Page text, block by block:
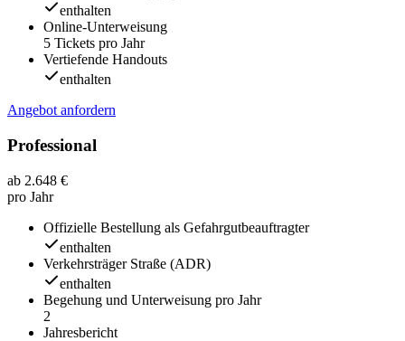
enthalten
Online-Unterweisung
5 Tickets pro Jahr
Vertiefende Handouts
enthalten
Angebot anfordern
Professional
ab 2.648 €
pro Jahr
Offizielle Bestellung als Gefahrgutbeauftragter
enthalten
Verkehrsträger Straße (ADR)
enthalten
Begehung und Unterweisung pro Jahr
2
Jahresbericht